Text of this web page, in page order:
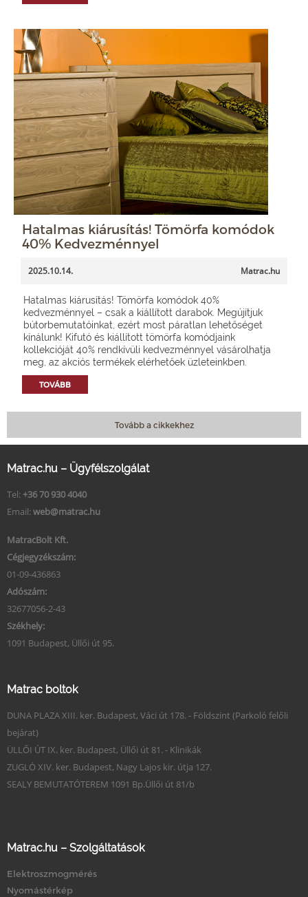
Hatalmas kiárusítás! Tömörfa komódok
40% Kedvezménnyel
2025.10.14. Matrac.hu
Hatalmas kiárusítás! Tömörfa komódok 40%
kedvezménnyel – csak a kiállított darabok. Megújítjuk
bútorbemutatóinkat, ezért most páratlan lehetőséget
kínálunk! Kifutó és kiállított tömörfa komódjaink
kollekcióját 40% rendkívüli kedvezménnyel vásárolhatja
meg, az akciós termékek elérhetőek üzleteinkben.
TOVÁBB
Tovább a cikkekhez
Matrac.hu – Ügyfélszolgálat
Tel: +36 70 930 4040
Email: web@matrac.hu
MatracBolt Kft.
Cégjegyzékszám:
01-09-436863
Adószám:
32677056-2-43
Székhely:
1091 Budapest, Üllői út 95.
Matrac boltok
DUNA PLAZA XIII. ker. Budapest, Váci út 178. - Földszint (Parkoló felőli
bejárat)
ÜLLŐI ÚT IX. ker. Budapest, Üllői út 81. - Klinikák
ZUGLÓ XIV. ker. Budapest, Nagy Lajos kir. útja 127.
SEALY BEMUTATÓTEREM 1091 Bp.Üllői út 81/b
Matrac.hu – Szolgáltatások
Elektroszmogmérés
Nyomástérkép